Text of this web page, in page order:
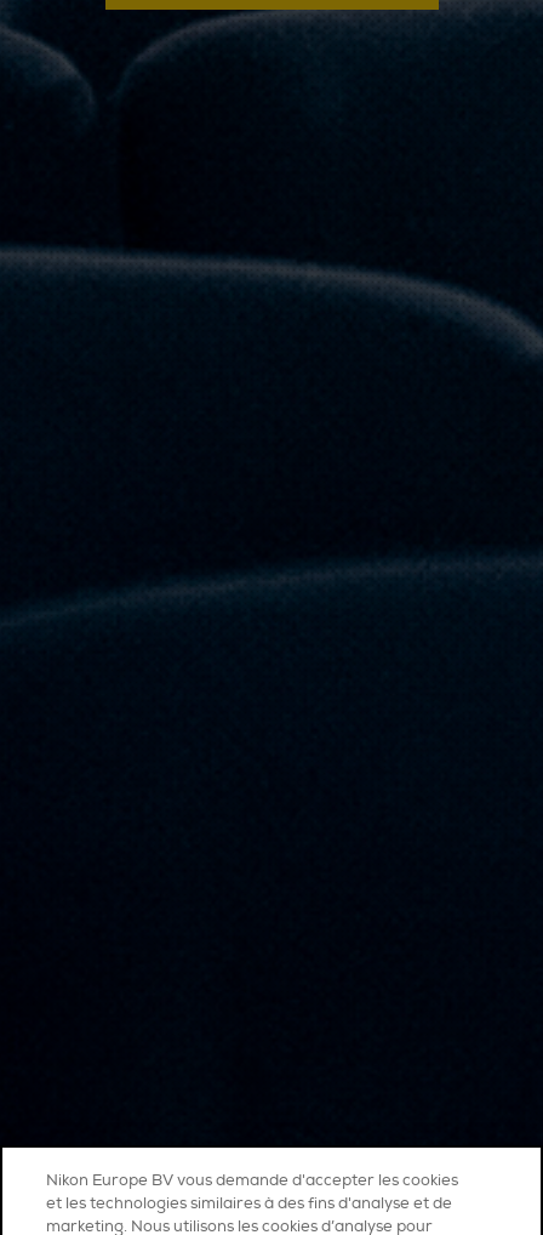
Nikon Europe BV vous demande d'accepter les cookies
et les technologies similaires à des fins d'analyse et de
marketing. Nous utilisons les cookies d’analyse pour